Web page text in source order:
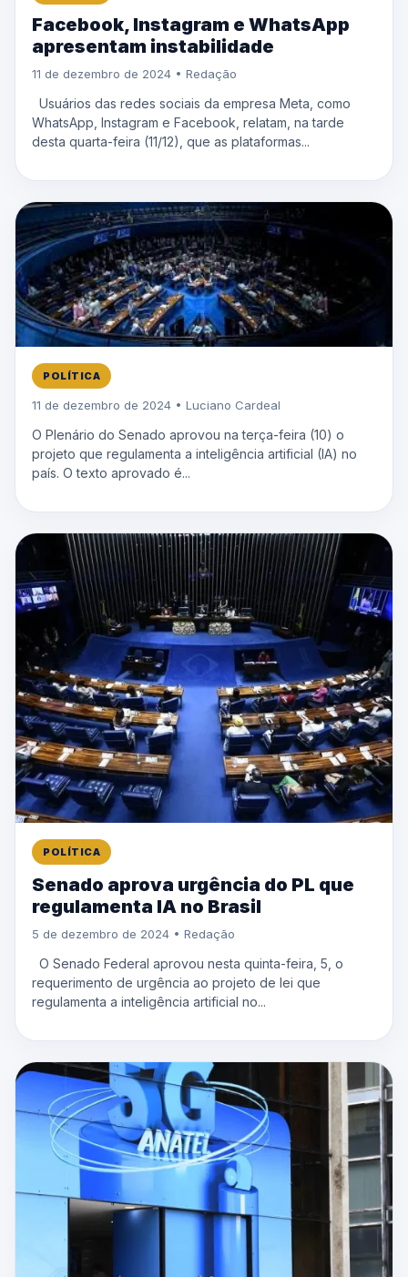
Facebook, Instagram e WhatsApp
apresentam instabilidade
11 de dezembro de 2024 • Redação
Usuários das redes sociais da empresa Meta, como
WhatsApp, Instagram e Facebook, relatam, na tarde
desta quarta-feira (11/12), que as plataformas...
POLÍTICA
11 de dezembro de 2024 • Luciano Cardeal
O Plenário do Senado aprovou na terça-feira (10) o
projeto que regulamenta a inteligência artificial (IA) no
país. O texto aprovado é...
POLÍTICA
Senado aprova urgência do PL que
regulamenta IA no Brasil
5 de dezembro de 2024 • Redação
O Senado Federal aprovou nesta quinta-feira, 5, o
requerimento de urgência ao projeto de lei que
regulamenta a inteligência artificial no...